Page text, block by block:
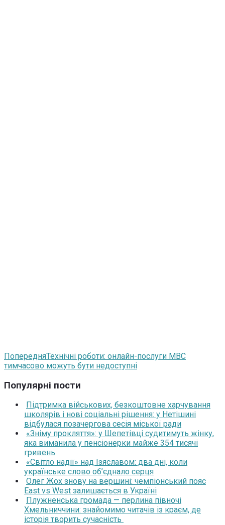
ПопередняТехнічні роботи: онлайн-послуги МВС
тимчасово можуть бути недоступні
Популярні пости
Підтримка військових, безкоштовне харчування
школярів і нові соціальні рішення: у Нетішині
відбулася позачергова сесія міської ради
«Зніму прокляття»: у Шепетівці судитимуть жінку,
яка виманила у пенсіонерки майже 354 тисячі
гривень
«Світло надії» над Ізяславом: два дні, коли
українське слово об’єднало серця
Олег Жох знову на вершині: чемпіонський пояс
East vs West залишається в Україні
Плужненська громада — перлина півночі
Хмельниччини: знайомимо читачів із краєм, де
історія творить сучасність